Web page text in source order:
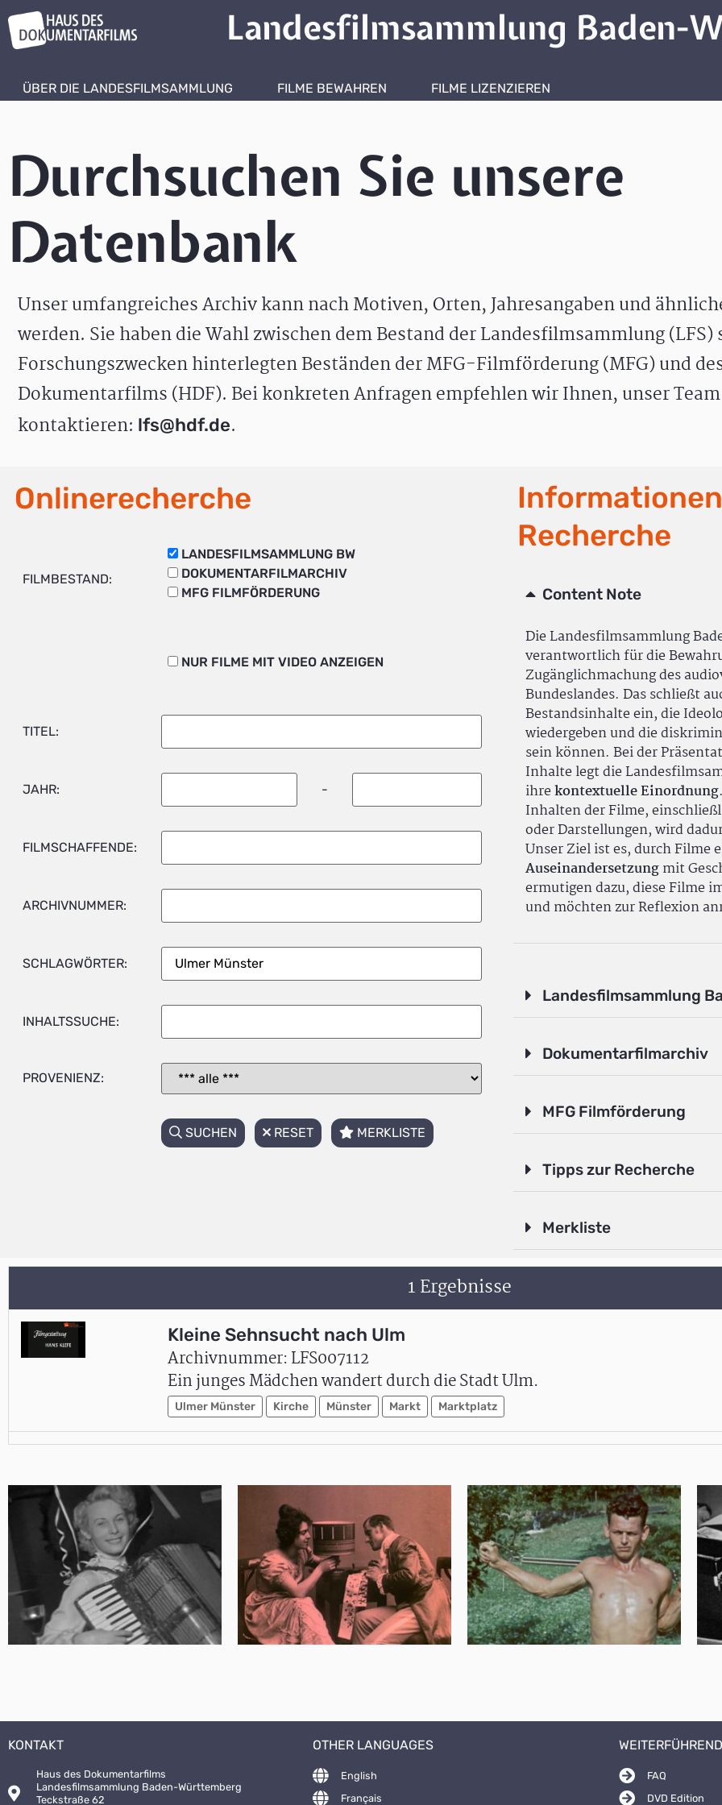
Landesfilmsammlung Baden-
ÜBER DIE LANDESFILMSAMMLUNG FILME BEWAHREN FILME LIZENZIEREN
Durchsuchen Sie unsere
Datenbank
Unser umfangreiches Archiv kann nach Motiven, Orten, Jahresangaben und
werden. Sie haben die Wahl zwischen dem Bestand der Landesfilmsammlung (LFS)
Forschungszwecken hinterlegten Beständen der MFG-Filmförderung (MFG) und
Dokumentarfilms (HDF). Bei konkreten Anfragen empfehlen wir Ihnen, unser
kontaktieren: lfs@hdf.de.
Onlinerecherche
FILMBESTAND:
LANDESFILMSAMMLUNG BW
DOKUMENTARFILMARCHIV
MFG FILMFÖRDERUNG
NUR FILME MIT VIDEO ANZEIGEN
TITEL:
JAHR: -
FILMSCHAFFENDE:
ARCHIVNUMMER:
SCHLAGWÖRTER:
INHALTSSUCHE:
PROVENIENZ:
SUCHEN RESET MERKLISTE
Recherche
Content Note
Die Landesfilmsammlung
verantwortlich für die
Zugänglichmachung des
Bundeslandes. Das schließt
Bestandsinhalte ein, die
wiedergeben und die
sein können. Bei der
Inhalte legt die
ihrekontextuelle Einordnung
Inhalten der Filme,
oder Darstellungen, wird
Unser Ziel ist es, durch Filme
Auseinandersetzungmit
ermutigen dazu, diese Filme
und möchten zur Reflexion
Landesfilmsammlung
Dokumentarfilmarchiv
MFG Filmförderung
Tipps zur Recherche
Merkliste
1 Ergebnisse
Kleine Sehnsucht nach Ulm
Archivnummer: LFS007112
Ein junges Mädchen wandert durch die Stadt Ulm.
Ulmer Münster Kirche Münster Markt Marktplatz
KONTAKT
Haus des Dokumentarfilms
Landesfilmsammlung Baden-Württemberg
Teckstraße 62
OTHER LANGUAGES
English
Français
FAQ
DVD Edition